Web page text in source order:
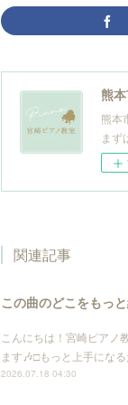
熊
熊本
まず
関連記事
この曲のどこをもっ
こんにちは！宮崎ピアノ
ます🎶□もっと上手にな
2026.07.18 04:30